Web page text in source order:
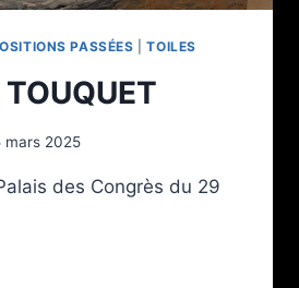
PASSÉES |TOILES
mars 2025
des Congrès du 29